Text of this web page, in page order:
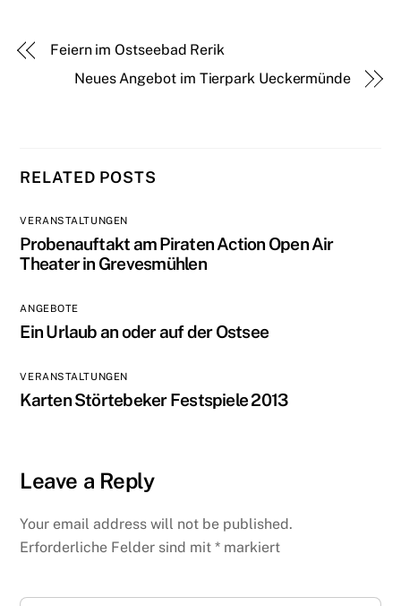
Feiern im Ostseebad Rerik
Neues Angebot im Tierpark Ueckermünde
RELATED POSTS
VERANSTALTUNGEN
Probenauftakt am Piraten Action Open Air
Theater in Grevesmühlen
ANGEBOTE
Ein Urlaub an oder auf der Ostsee
VERANSTALTUNGEN
Karten Störtebeker Festspiele 2013
Leave a Reply
Your email address will not be published.
Erforderliche Felder sind mit* markiert